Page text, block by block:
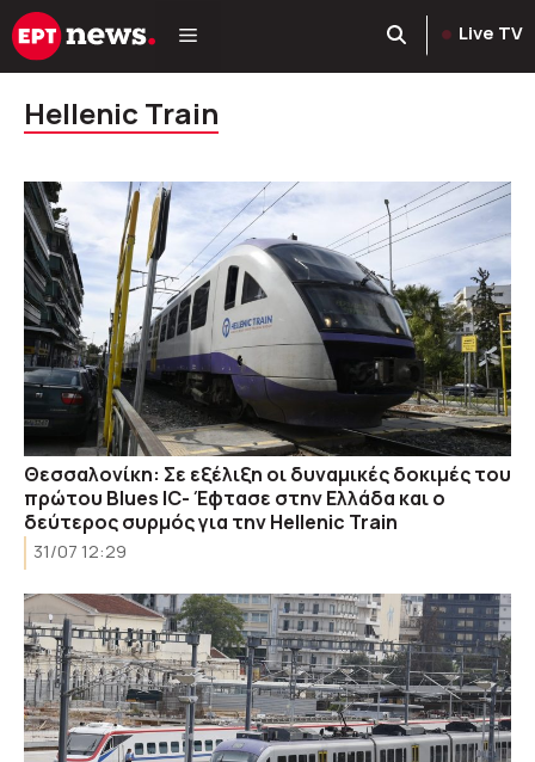
Μετάβαση
σε
Live TV
Hellenic Train
Θεσσαλονίκη: Σε εξέλιξη οι δυναμικές δοκιμές του
πρώτου Blues IC- Έφτασε στην Ελλάδα και ο
δεύτερος συρμός για την Hellenic Train
31/07 12:29